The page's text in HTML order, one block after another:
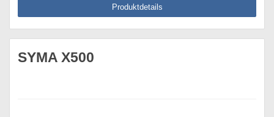
Produktdetails
SYMA X500